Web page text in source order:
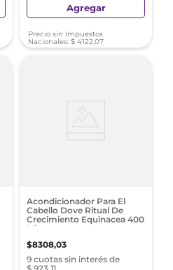
Agregar
Precio sin Impuestos
Nacionales: $ 4122,07
Acondicionador Para El
Cabello Dove Ritual De
Crecimiento Equinacea 400
Ml
$8308,03
9 cuotas sin interés de